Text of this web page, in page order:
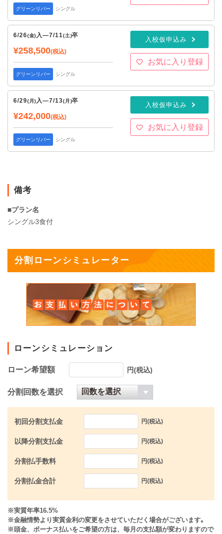
グリーンリバー シングル
6/26(金)入—7/11(土)卒
¥258,500(税込)
グリーンリバー シングル
入校仮申込み
お気に入り登録
6/29(月)入—7/13(月)卒
¥242,000(税込)
グリーンリバー シングル
入校仮申込み
お気に入り登録
備考
■プラン名
シングル3食付
分割ローンシミュレーター
ローンシミュレーション
ローン希望額 円(税込)
分割回数を選択
初回分割支払金 円(税込)
以降分割支払金 円(税込)
分割払手数料 円(税込)
分割払金合計 円(税込)
※実質年率16.5%
※金融情勢より実質金利の変更をさせていただく場合がございます｡
※頭金、ボーナス払いをご希望の方は、毎月の支払額が変わりますので